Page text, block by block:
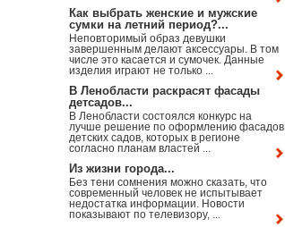
Как выбрать женские и мужские
сумки на летний период?...
Неповторимый образ девушки
завершенным делают аксессуары. В том
числе это касается и сумочек. Данные
изделия играют не только ...
В Ленобласти раскрасят фасады
детсадов...
В Ленобласти состоялся конкурс на
лучше решение по оформлению фасадов
детских садов, которых в регионе
согласно планам властей ...
Из жизни города...
Без тени сомнения можно сказать, что
современный человек не испытывает
недостатка информации. Новости
показывают по телевизору, ...